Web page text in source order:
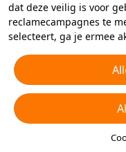
dat deze veilig is voor
reclamecampagnes te
selecteert, ga je ermee
technologieën op je
reclamedoeleinden. Je
wilt toestaan of
privacyinstellingen op
Raadpleeg voor meer
soortgelijke